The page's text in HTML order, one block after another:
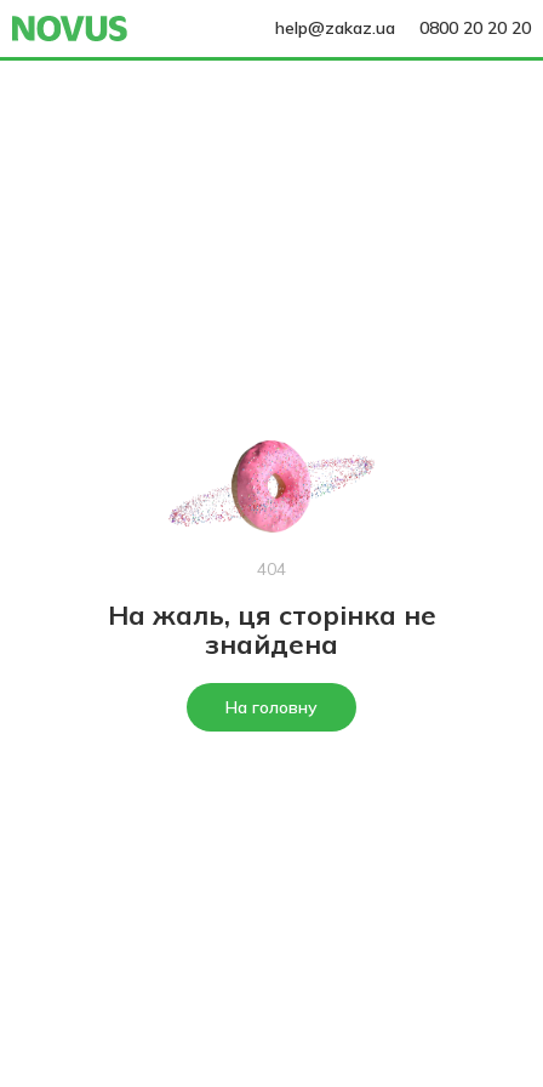
help@zakaz.ua 0800 20 20 20
404
На жаль, ця сторінка не
знайдена
На головну